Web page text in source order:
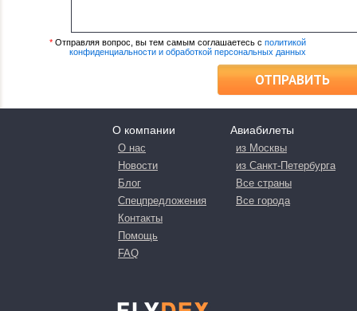
* Отправляя вопрос, вы тем самым соглашаетесь с политикой
конфиденциальности и обработкой персональных данных
ОТПРАВИТЬ
О компании
О нас
Новости
Блог
Спецпредложения
Контакты
Помощь
FAQ
Авиабилеты
из Москвы
из Санкт-Петербурга
Все страны
Все города